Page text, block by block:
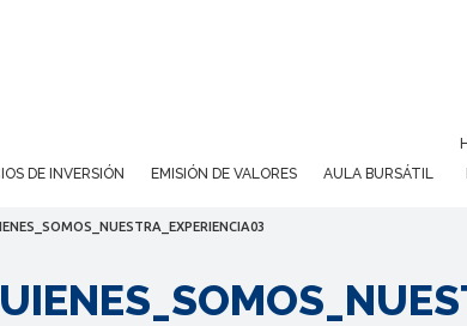
DE INVERSIÓN EMISIÓN DE VALORES AULA BURSÁTIL